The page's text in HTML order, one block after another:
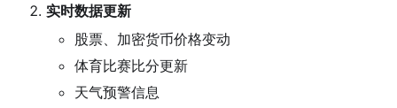
实时数据更新
股票、加密货币价格变动
体育比赛比分更新
天气预警信息